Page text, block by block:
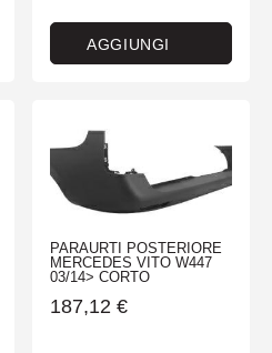
AGGIUNGI
PARAURTI POSTERIORE
MERCEDES VITO W447
03/14> CORTO
187,12 €